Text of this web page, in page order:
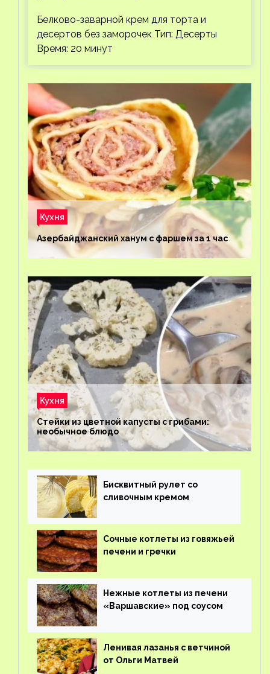
Белково-заварной крем для торта и
десертов без заморочек Тип: Десерты
Время: 20 минут
Кухня
Азербайджанский ханум с фаршем за 1 час
Кухня
Стейки из цветной капусты с грибами:
необычное блюдо
Бисквитный рулет со
сливочным кремом
Сочные котлеты из говяжьей
печени и гречки
Нежные котлеты из печени
«Варшавские» под соусом
Ленивая лазанья с ветчиной
от Ольги Матвей